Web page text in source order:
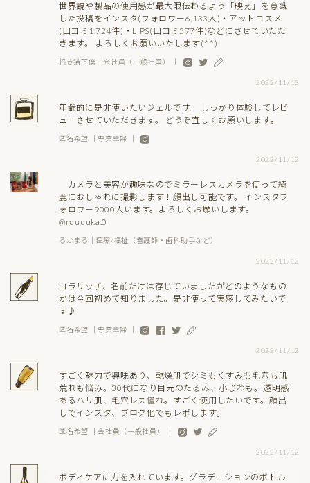
世界観や製品の使用感が最大限伝わるよう「映え」を意識
した投稿をインスタ(フォロワー6,133人)・アットコスメ
(口コミ1,724件)・LIPS(口コミ577件)などにさせていただ
きます。 よろしくお願いいたします(^^)
招き猫下僕｜会社員（一般社員） ｜
2022/11/13
年齢的に是非使いたいジェルです。 しっかり体験してレビ
ューさせていただきます。 どうぞ宜しくお願いします。
匿名希望 ｜専業主婦 ｜
2022/11/12
カメラと美容が趣味なのでミラーレスカメラを使って綺
麗におしゃれに撮影します！顔出し可能です。 インスタフ
ォロワー9000人います。よろしくお願いします。
@ruuuuka.0
るかまる｜医療/福祉（看護師・歯科助手など）
2022/11/12
コラリッチ、名前だけは存じていましたがどのようなもの
かは今回初めて知りました。是非使って実感してみたいで
す♪
匿名希望 ｜専業主婦 ｜
2022/11/12
すごく魅力で興味あり、乾燥肌でシミもくすみも毛穴も肌
荒れも悩み。30代になり目元のたるみ、小じわも。透明感
あるハリ肌、毛穴レス憧れ。すごく使用したいです。顔出
しでインスタ、ブログ他でもレポします。
匿名希望 ｜会社員（一般社員） ｜
2022/11/12
ボディケアに力を入れています。グラデーションのボトル